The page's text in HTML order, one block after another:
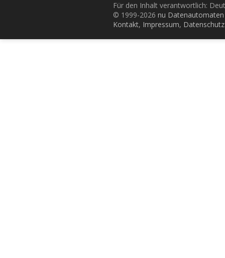
Für den Inhalt verantwortlich:
© 1999-2026 nu
Kontakt, Impressum, Datenschutz